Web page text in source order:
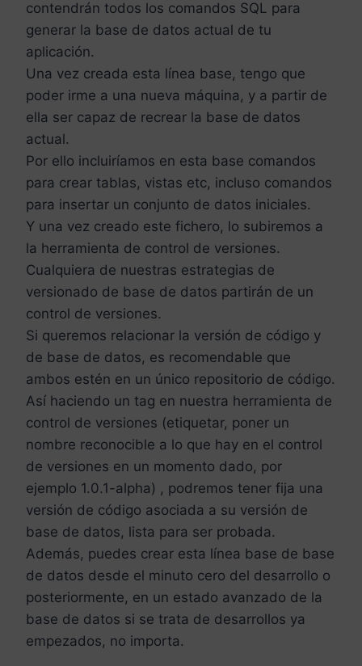
contendrán todos los comandos SQL para
generar la base de datos actual de tu
aplicación.
Una vez creada esta línea base, tengo que
poder irme a una nueva máquina, y a partir de
ella ser capaz de recrear la base de datos
actual.
Por ello incluiríamos en esta base comandos
para crear tablas, vistas etc, incluso comandos
para insertar un conjunto de datos iniciales.
Y una vez creado este fichero, lo subiremos a
la herramienta de control de versiones.
Cualquiera de nuestras estrategias de
versionado de base de datos partirán de un
control de versiones.
Si queremos relacionar la versión de código y
de base de datos, es recomendable que
ambos estén en un único repositorio de código.
Así haciendo un tag en nuestra herramienta de
control de versiones (etiquetar, poner un
nombre reconocible a lo que hay en el control
de versiones en un momento dado, por
ejemplo 1.0.1-alpha) , podremos tener fija una
versión de código asociada a su versión de
base de datos, lista para ser probada.
Además, puedes crear esta línea base de base
de datos desde el minuto cero del desarrollo o
posteriormente, en un estado avanzado de la
base de datos si se trata de desarrollos ya
empezados, no importa.